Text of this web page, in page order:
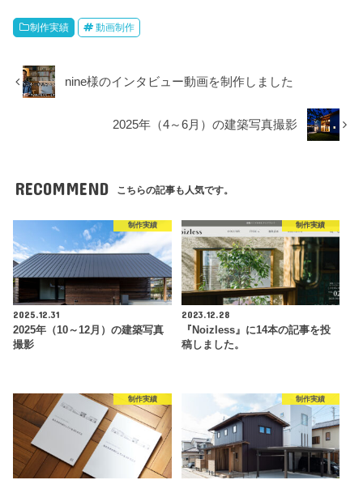
制作実績 動画制作
nine様のインタビュー動画を制作しました
2025年（4～6月）の建築写真撮影
RECOMMEND こちらの記事も人気です。
制作実績
2025.12.31
2025年（10～12月）の建築写真
撮影
制作実績
2023.12.28
『Noizless』に14本の記事を投
稿しました。
制作実績 制作実績